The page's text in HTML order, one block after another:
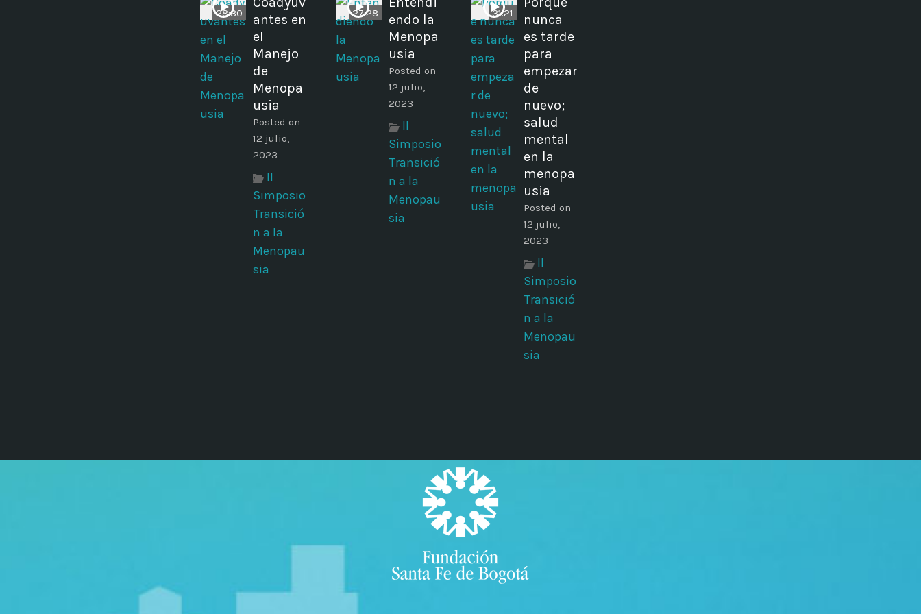
28:30
antes en
el
Manejo
de
Menopa
usia
Posted on
12 julio,
2023
II
Simposio
Transició
n a la
Menopau
sia
27:28
endo la
Menopa
usia
Posted on
12 julio,
2023
II
Simposio
Transició
n a la
Menopau
sia
31:21
nunca
es tarde
para
empezar
de
nuevo;
salud
mental
en la
menopa
usia
Posted on
12 julio,
2023
II
Simposio
Transició
n a la
Menopau
sia